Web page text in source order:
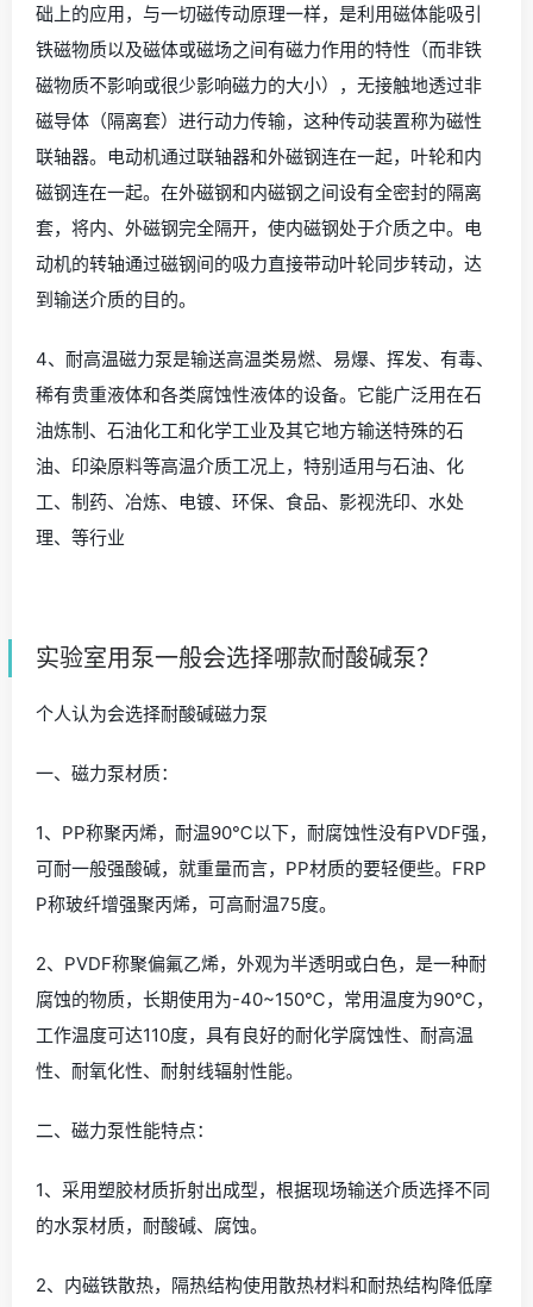
础上的应用，与一切磁传动原理一样，是利用磁体能吸引
铁磁物质以及磁体或磁场之间有磁力作用的特性（而非铁
磁物质不影响或很少影响磁力的大小），无接触地透过非
磁导体（隔离套）进行动力传输，这种传动装置称为磁性
联轴器。电动机通过联轴器和外磁钢连在一起，叶轮和内
磁钢连在一起。在外磁钢和内磁钢之间设有全密封的隔离
套，将内、外磁钢完全隔开，使内磁钢处于介质之中。电
动机的转轴通过磁钢间的吸力直接带动叶轮同步转动，达
到输送介质的目的。
4、耐高温磁力泵是输送高温类易燃、易爆、挥发、有毒、
稀有贵重液体和各类腐蚀性液体的设备。它能广泛用在石
油炼制、石油化工和化学工业及其它地方输送特殊的石
油、印染原料等高温介质工况上，特别适用与石油、化
工、制药、冶炼、电镀、环保、食品、影视洗印、水处
理、等行业
实验室用泵一般会选择哪款耐酸碱泵？
个人认为会选择耐酸碱磁力泵
一、磁力泵材质：
1、PP称聚丙烯，耐温90℃以下，耐腐蚀性没有PVDF强，
可耐一般强酸碱，就重量而言，PP材质的要轻便些。FRP
P称玻纤增强聚丙烯，可高耐温75度。
2、PVDF称聚偏氟乙烯，外观为半透明或白色，是一种耐
腐蚀的物质，长期使用为-40~150℃，常用温度为90℃，
工作温度可达110度，具有良好的耐化学腐蚀性、耐高温
性、耐氧化性、耐射线辐射性能。
二、磁力泵性能特点：
1、采用塑胶材质折射出成型，根据现场输送介质选择不同
的水泵材质，耐酸碱、腐蚀。
2、内磁铁散热，隔热结构使用散热材料和耐热结构降低摩